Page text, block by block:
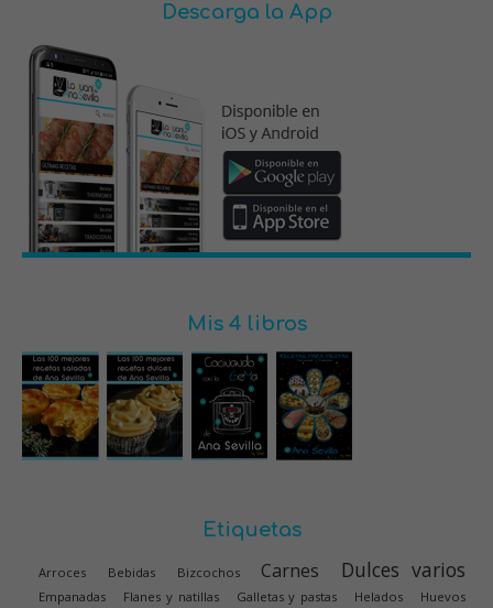
Descarga la App
Mis 4 libros
Etiquetas
Arroces Bebidas Bizcochos Carnes Dulces varios
Empanadas Flanes y natillas Galletas y pastas Helados Huevos